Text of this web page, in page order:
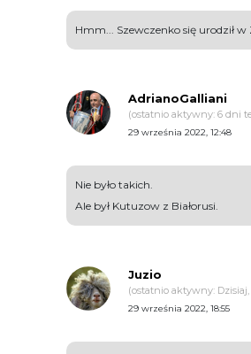
Hmm... Szewczenko się urodził w
AdrianoGalliani
(ostatnio aktywny: 6 dni
29 września 2022, 12:48
Nie było takich.
Ale był Kutuzow z Białorusi.
Juzio
(ostatnio aktywny: Dzisiaj,
29 września 2022, 18:55